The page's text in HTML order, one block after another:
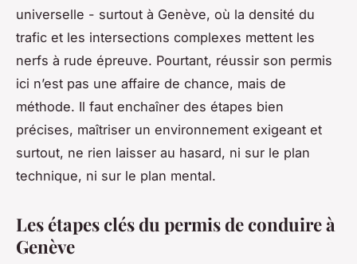
universelle - surtout à Genève, où la densité du
trafic et les intersections complexes mettent les
nerfs à rude épreuve. Pourtant, réussir son permis
ici n’est pas une affaire de chance, mais de
méthode. Il faut enchaîner des étapes bien
précises, maîtriser un environnement exigeant et
surtout, ne rien laisser au hasard, ni sur le plan
technique, ni sur le plan mental.
Les étapes clés du permis de conduire à
Genève